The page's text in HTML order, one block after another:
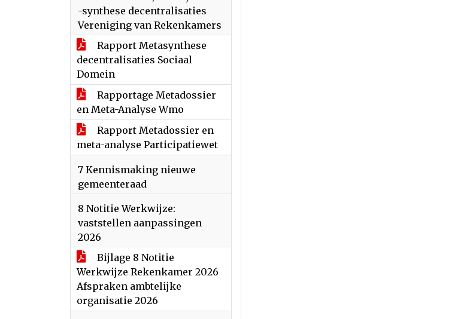
-synthese decentralisaties
Vereniging van Rekenkamers
Rapport Metasynthese
decentralisaties Sociaal
Domein
Rapportage Metadossier
en Meta-Analyse Wmo
Rapport Metadossier en
meta-analyse Participatiewet
7 Kennismaking nieuwe
gemeenteraad
8 Notitie Werkwijze:
vaststellen aanpassingen
2026
Bijlage 8 Notitie
Werkwijze Rekenkamer 2026
Afspraken ambtelijke
organisatie 2026